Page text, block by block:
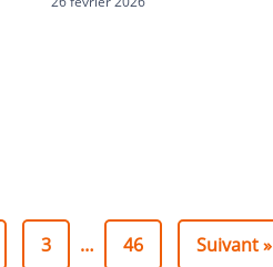
3 … 46 Suivant »